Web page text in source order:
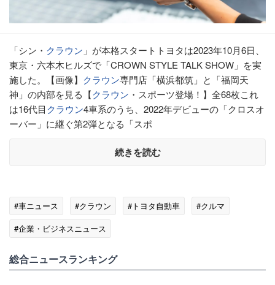
「シン・ クラウン 」が本格スタートトヨタは2023年10月6日、
東京・六本木ヒルズで「CROWN STYLE TALK SHOW」を実
施した。【画像】 クラウン専門店「横浜都筑」と「福岡天
神」の内部を見る【クラウン ・スポーツ登場！】全68枚これ
は16代目 クラウン4車系のうち、2022年デビューの「クロスオ
ーバー」に継ぐ第2弾となる「スポ
続きを読む
#車ニュース #クラウン #トヨタ自動車
#クルマ
#企業・ビジネスニュース
総合ニュースランキング